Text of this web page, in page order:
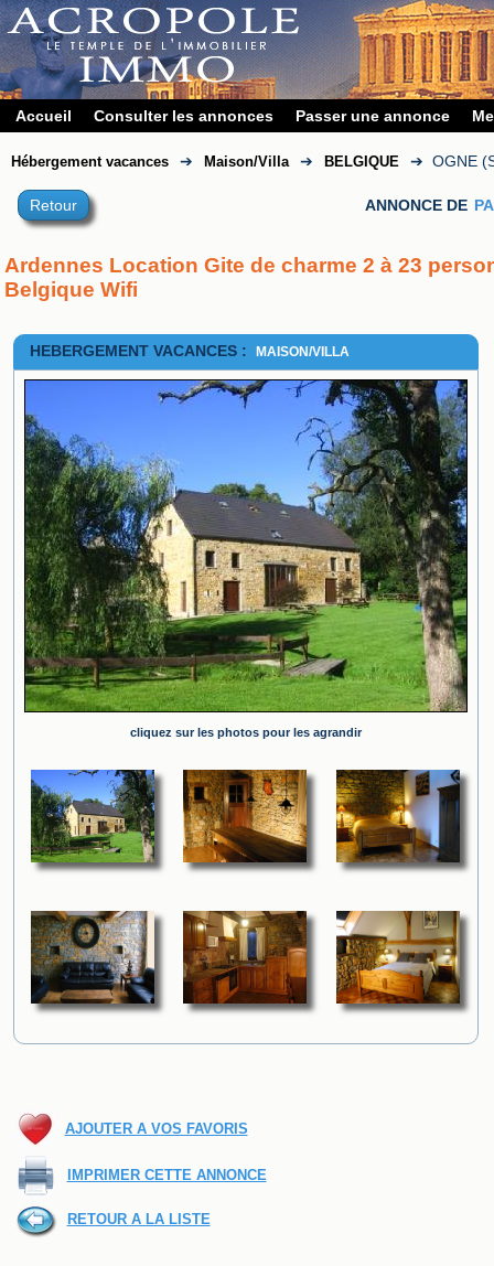
Accueil Consulter les annonces Passer une annonce
Hébergement vacances ➔ Maison/Villa ➔ BELGIQUE ➔ OGNE
Retour ANNONCE DE
Ardennes Location Gite de charme 2 à 23
Belgique Wifi
HEBERGEMENT VACANCES : MAISON/VILLA
cliquez sur les photos pour les agrandir
AJOUTER A VOS FAVORIS
IMPRIMER CETTE ANNONCE
RETOUR A LA LISTE